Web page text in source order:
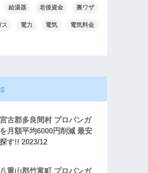
給湯器 老後資金 裏ワザ
ス 電力 電気 電気料金
古郡多良間村 プロパンガ
月額平均6000円削減 最安
す!! 2023/12
重山郡竹富町 プロパンガ